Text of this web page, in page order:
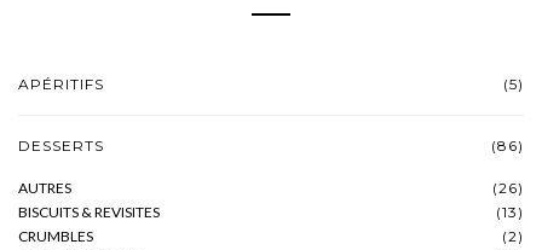
APÉRITIFS (5)
DESSERTS (86)
AUTRES
(26)
BISCUITS & REVISITES
(13)
CRUMBLES
(2)